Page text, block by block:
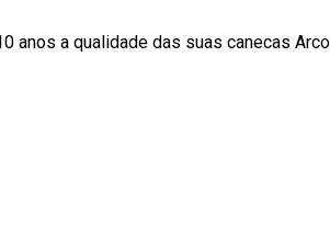
anos a qualidade das suas canecas